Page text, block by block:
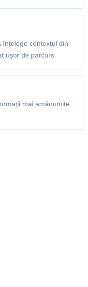
înțelege contextul din
ușor de parcurs.
mai amănunțite